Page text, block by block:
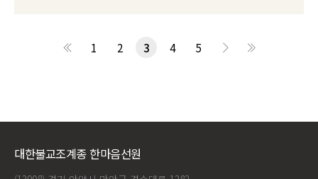
1 2 3 4 5
대한불교조계종 한마음선원